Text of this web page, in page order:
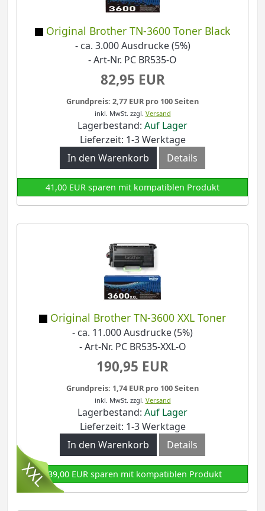
Original Brother TN-3600 Toner Black
- ca. 3.000 Ausdrucke (5%)
- Art-Nr. PC BR535-O
82,95 EUR
Grundpreis: 2,77 EUR pro 100 Seiten
inkl. MwSt. zzgl. Versand
Lagerbestand: Auf Lager
Lieferzeit: 1-3 Werktage
In den Warenkorb
Details
41,00 EUR sparen mit kompatiblen Produkt
Original Brother TN-3600 XXL Toner
- ca. 11.000 Ausdrucke (5%)
- Art-Nr. PC BR535-XXL-O
190,95 EUR
Grundpreis: 1,74 EUR pro 100 Seiten
inkl. MwSt. zzgl. Versand
Lagerbestand: Auf Lager
Lieferzeit: 1-3 Werktage
In den Warenkorb
Details
139,00 EUR sparen mit kompatiblen Produkt